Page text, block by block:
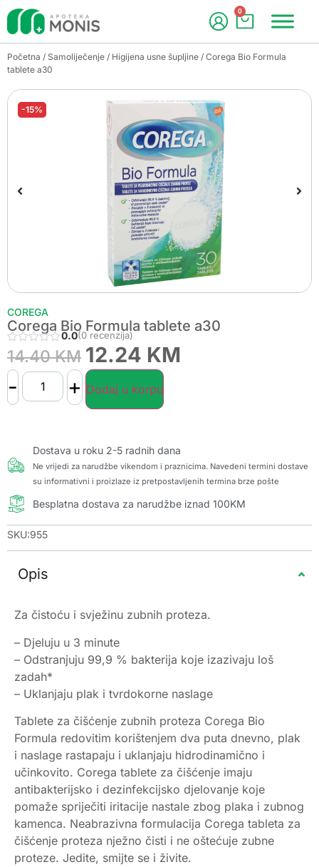
0
Početna / Samoliječenje / Higijena usne šupljine / Corega Bio Formula
tablete a30
-15%
COREGA
Corega Bio Formula tablete a30
0.0(0 recenzija)
14.40KM 12.24 KM
- + Dodaj u korpu
Dostava u roku 2-5 radnih dana
Ne vrijedi za narudžbe vikendom i praznicima. Navedeni termini dostave
su informativni i proizlaze iz pretpostavljenih termina brze pošte
Besplatna dostava za narudžbe iznad 100KM
SKU:955
Opis
Za čistoću i svježinu zubnih proteza.
– Djeluju u 3 minute
– Odstranjuju 99,9 % bakterija koje izazivaju loš
zadah*
– Uklanjaju plak i tvrdokorne naslage
Tablete za čišćenje zubnih proteza Corega Bio
Formula redovitim korištenjem dva puta dnevno, plak
i naslage rastapaju i uklanjaju hidrodinamično i
učinkovito. Corega tablete za čišćenje imaju
antibakterijsko i dezinfekcijsko djelovanje koje
pomaže spriječiti iritacije nastale zbog plaka i zubnog
kamenca. Neabrazivna formulacija Corega tableta za
čišćenje proteza nježno čisti i ne oštećuje zubne
proteze. Jedite, smijte se i živite.